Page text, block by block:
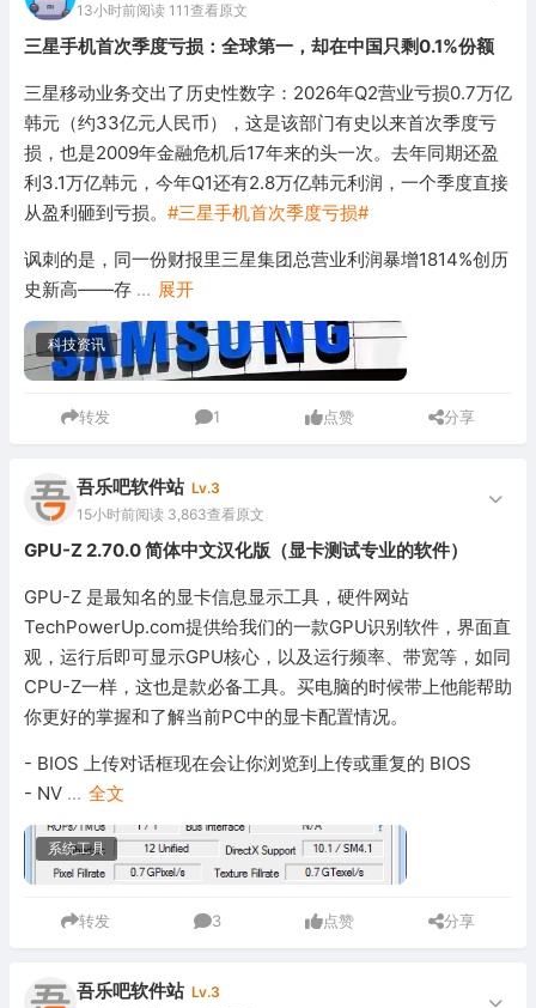
13小时前阅读 111查看原文
三星手机首次季度亏损：全球第一，却在中国只剩0.1%份额
三星移动业务交出了历史性数字：2026年Q2营业亏损0.7万亿
韩元（约33亿元人民币），这是该部门有史以来首次季度亏
损，也是2009年金融危机后17年来的头一次。去年同期还盈
利3.1万亿韩元，今年Q1还有2.8万亿韩元利润，一个季度直接
从盈利砸到亏损。 #三星手机首次季度亏损#
讽刺的是，同一份财报里三星集团总营业利润暴增1814%创历
史新高——存 ... 展开
科技资讯
转发 1 点赞 分享
吾乐吧软件站 Lv.3
15小时前阅读 3,863查看原文
GPU-Z 2.70.0 简体中文汉化版（显卡测试专业的软件）
GPU-Z 是最知名的显卡信息显示工具，硬件网站
TechPowerUp.com提供给我们的一款GPU识别软件，界面直
观，运行后即可显示GPU核心，以及运行频率、带宽等，如同
CPU-Z一样，这也是款必备工具。买电脑的时候带上他能帮助
你更好的掌握和了解当前PC中的显卡配置情况。
- BIOS 上传对话框现在会让你浏览到上传或重复的 BIOS
- NV ... 全文
系统工具
转发 3 点赞 分享
吾乐吧软件站 Lv.3